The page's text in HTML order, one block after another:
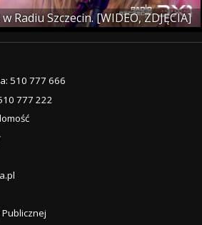
Radiu Szczecin. [WIDEO, ZDJĘCIA]
510 777 666
777 222